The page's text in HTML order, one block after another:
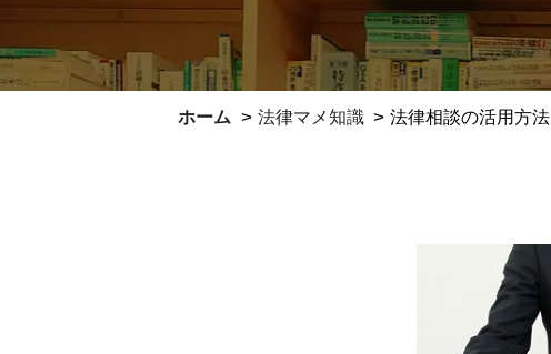
ホーム > 法律マメ知識 > 法律相談の活用方法